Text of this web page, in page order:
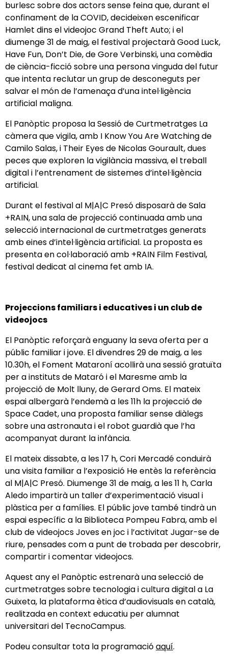
burlesc sobre dos actors sense feina que, durant el
confinament de la COVID, decideixen escenificar
Hamlet dins el videojoc Grand Theft Auto; i el
diumenge 31 de maig, el festival projectarà Good Luck,
Have Fun, Don’t Die, de Gore Verbinski, una comèdia
de ciència-ficció sobre una persona vinguda del futur
que intenta reclutar un grup de desconeguts per
salvar el món de l’amenaça d’una intel·ligència
artificial maligna.
El Panòptic proposa la Sessió de Curtmetratges La
càmera que vigila, amb I Know You Are Watching de
Camilo Salas, i Their Eyes de Nicolas Gourault, dues
peces que exploren la vigilància massiva, el treball
digital i l’entrenament de sistemes d’intel·ligència
artificial.
Durant el festival al M|A|C Presó disposarà de Sala
+RAIN, una sala de projecció continuada amb una
selecció internacional de curtmetratges generats
amb eines d’intel·ligència artificial. La proposta es
presenta en col·laboració amb +RAIN Film Festival,
festival dedicat al cinema fet amb IA.
Projeccions familiars i educatives i un club de
videojocs
El Panòptic reforçarà enguany la seva oferta per a
públic familiar i jove. El divendres 29 de maig, a les
10.30h, el Foment Mataroní acollirà una sessió gratuïta
per a instituts de Mataró i el Maresme amb la
projecció de Molt lluny, de Gerard Oms. El mateix
espai albergarà l’endemà a les 11h la projecció de
Space Cadet, una proposta familiar sense diàlegs
sobre una astronauta i el robot guardià que l’ha
acompanyat durant la infància.
El mateix dissabte, a les 17 h, Cori Mercadé conduirà
una visita familiar a l’exposició He entès la referència
al M|A|C Presó. Diumenge 31 de maig, a les 11 h, Carla
Aledo impartirà un taller d’experimentació visual i
plàstica per a famílies. El públic jove també tindrà un
espai específic a la Biblioteca Pompeu Fabra, amb el
club de videojocs Joves en joc i l’activitat Jugar-se de
riure, pensades com a punt de trobada per descobrir,
compartir i comentar videojocs.
Aquest any el Panòptic estrenarà una selecció de
curtmetratges sobre tecnologia i cultura digital a La
Guixeta, la plataforma ètica d’audiovisuals en català,
realitzada en context educatiu per alumnat
universitari del TecnoCampus.
Podeu consultar tota la programacióaquí.